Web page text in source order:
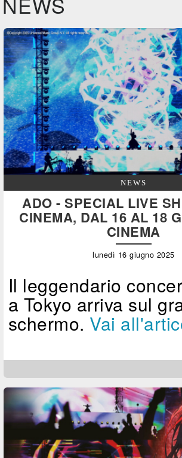
NEWS
ADO - SPECIAL LIVE
CINEMA, DAL 16 AL 18
CINEMA
lunedì 16 giugno 2025
Il leggendario
a Tokyo arriva sul
schermo. Vai